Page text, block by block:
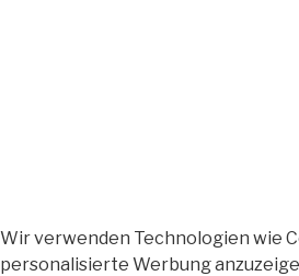
Wir verwenden Technologien wie
personalisierte Werbung